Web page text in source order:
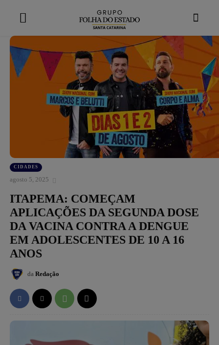
CIDADES
agosto 5, 2025
ITAPEMA: COMEÇAM
APLICAÇÕES DA SEGUNDA DOSE
DA VACINA CONTRA A DENGUE
EM ADOLESCENTES DE 10 A 16
ANOS
da Redação